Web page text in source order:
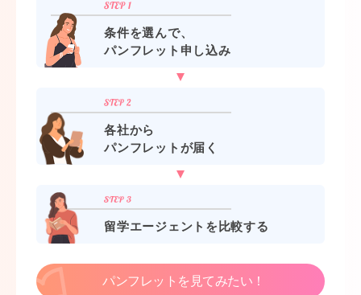
条件を選んで、
パンフレット申し込み
各社から
パンフレットが届く
留学エージェントを比較する
パンフレットを見てみたい！